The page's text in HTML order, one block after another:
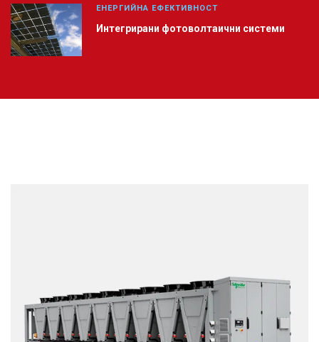
ЕНЕРГИЙНА ЕФЕКТИВНОСТ
Интегрирани фотоволтаични системи